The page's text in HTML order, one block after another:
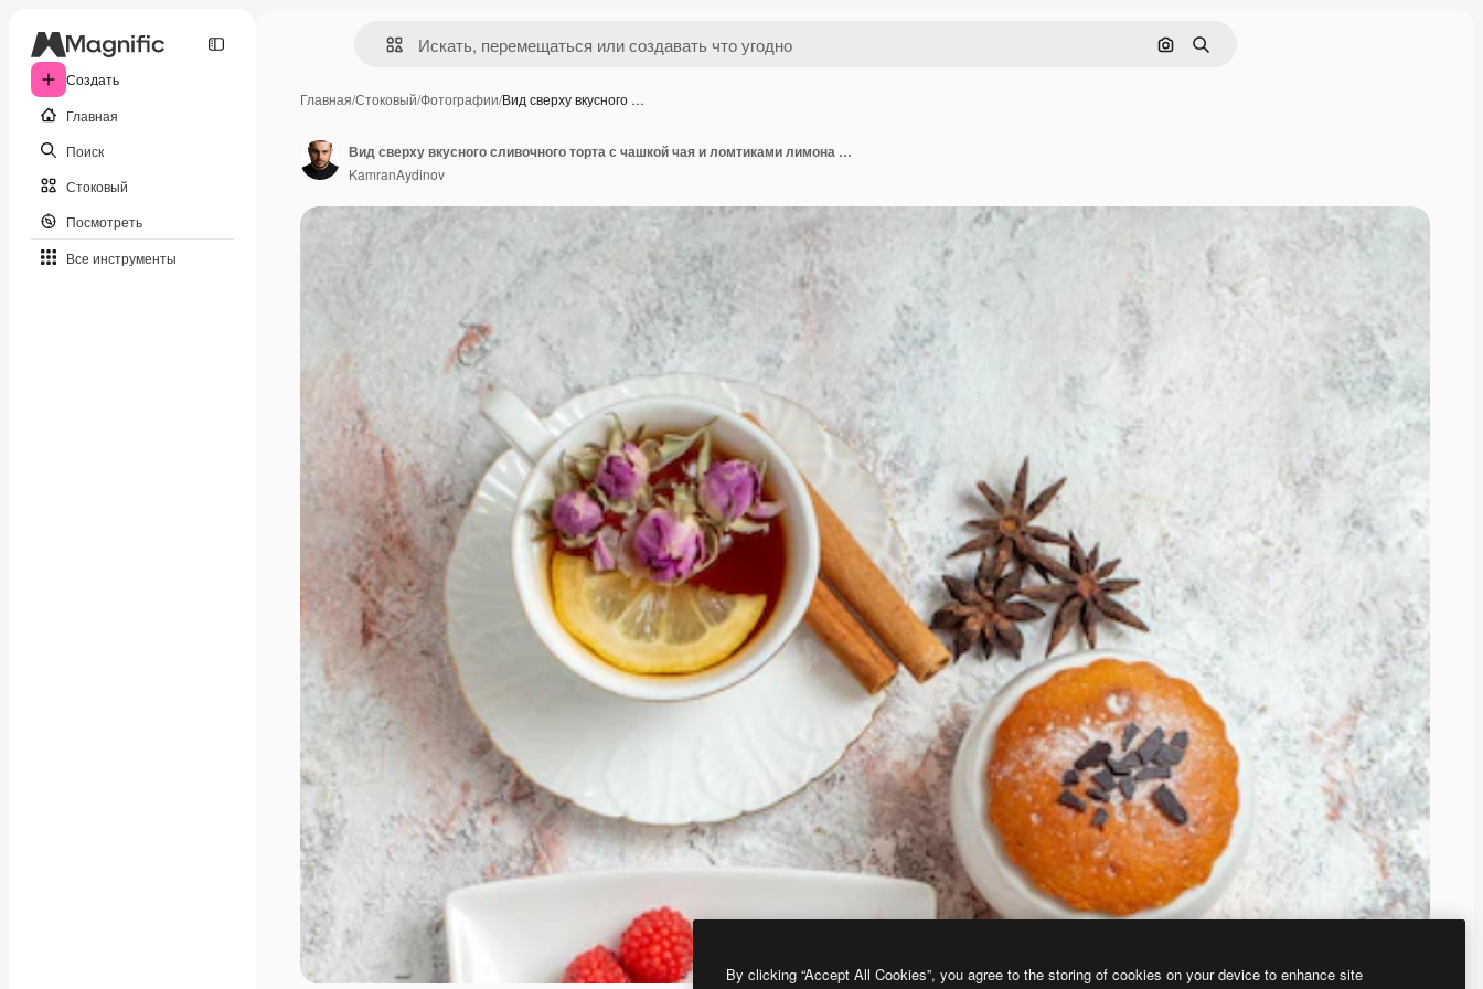
Создать
Главная
Поиск
Стоковый
Посмотреть
Все инструменты
Поиск по изображению
Поиск
Главная/Стоковый/Фотографии/Вид сверху вкусного …
Вид сверху вкусного сливочного торта с чашкой чая и ломтиками лимона на белом
KamranAydinov
By clicking “Accept All Cookies”, you agree to the storing of cookies on your device to enhance site